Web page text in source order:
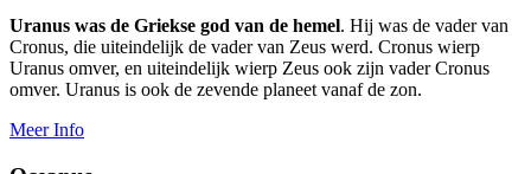
Uranus was de Griekse god van de hemel. Hij was de vader van
Cronus, die uiteindelijk de vader van Zeus werd. Cronus wierp
Uranus omver, en uiteindelijk wierp Zeus ook zijn vader Cronus
omver. Uranus is ook de zevende planeet vanaf de zon.
Meer Info